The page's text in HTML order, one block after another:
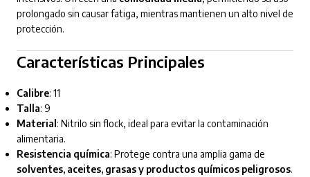
prolongado sin causar fatiga, mientras mantienen un alto nivel de
protección.
Características Principales
Calibre: 11
Talla: 9
Material : Nitrilo sin flock, ideal para evitar la contaminación
alimentaria.
Resistencia química: Protege contra una amplia gama de
solventes, aceites, grasas y productos químicos peligrosos.